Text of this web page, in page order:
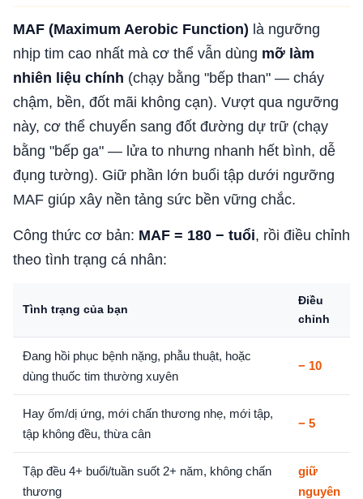
MAF (Maximum Aerobic Function) là ngưỡng
nhịp tim cao nhất mà cơ thể vẫn dùng mỡ làm
nhiên liệu chính (chạy bằng "bếp than" — cháy
chậm, bền, đốt mãi không cạn). Vượt qua ngưỡng
này, cơ thể chuyển sang đốt đường dự trữ (chạy
bằng "bếp ga" — lửa to nhưng nhanh hết bình, dễ
đụng tường). Giữ phần lớn buổi tập dưới ngưỡng
MAF giúp xây nền tảng sức bền vững chắc.
Công thức cơ bản: MAF = 180 − tuổi, rồi điều chỉnh
theo tình trạng cá nhân:
Tình trạng của bạn
Điều
chỉnh
Đang hồi phục bệnh nặng, phẫu thuật, hoặc
dùng thuốc tim thường xuyên
− 10
Hay ốm/dị ứng, mới chấn thương nhẹ, mới tập,
tập không đều, thừa cân
− 5
Tập đều 4+ buổi/tuần suốt 2+ năm, không chấn
thương
giữ
nguyên